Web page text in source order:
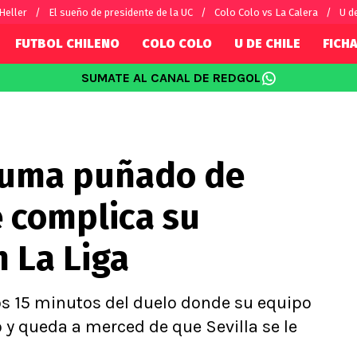
El sueño de presidente de la UC Colo Colo vs La Calera U
por el mundo
Fútbol Argentino
Fútbol Brasileño
FUTBOL CHILENO COLO COLO U DE CHILE
SUMATE AL CANAL DE REDGOL
puñado de
su
La Liga
15 minutos del duelo donde su equipo
queda a merced de que Sevilla se le